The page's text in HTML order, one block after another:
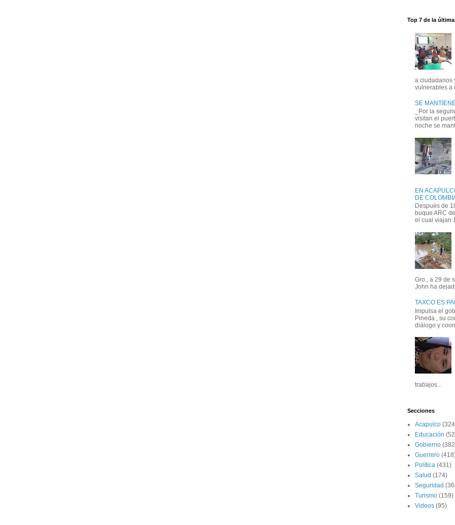
Top 7 de la
a ciudadanos
vulnerables a
SE
_Por la
visitan el
noche se
EN
DE
Después de
buque ARC
el cual viajan
Gro., a 29 de
John ha
TAXCO ES
Impulsa el
Pineda , su
diálogo y
trabajos...
Secciones
Acapulco
Educación
Gobierno
Guerrero
Política (431)
Salud (174)
Seguridad
Turismo (159)
Videos (95)